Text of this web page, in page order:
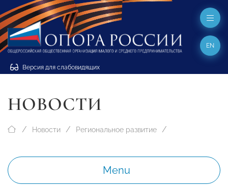
Версия для слабовидящих
EN
НОВОСТИ
Новости Региональное развитие
Menu